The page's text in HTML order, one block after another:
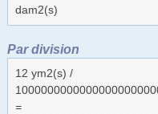
dam2(s)
Par division
12 ym2(s) /
=